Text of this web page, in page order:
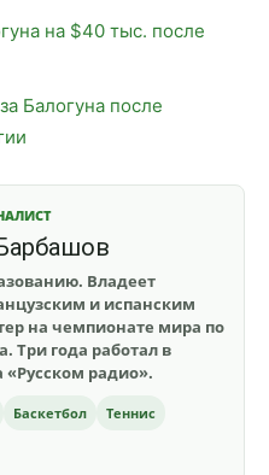
на $40 тыс. после
Балогуна после
Владеет
и испанским
на чемпионате мира по
Три года работал в
«Русском радио».
Баскетбол
Теннис